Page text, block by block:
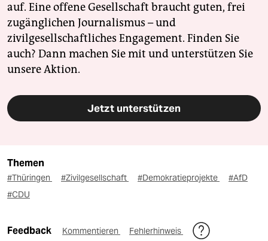
auf. Eine offene Gesellschaft braucht guten, frei
zugänglichen Journalismus – und
zivilgesellschaftliches Engagement. Finden Sie
auch? Dann machen Sie mit und unterstützen Sie
unsere Aktion.
Jetzt unterstützen
Themen
#Thüringen #Zivilgesellschaft #Demokratieprojekte
#AfD
#CDU
Feedback Kommentieren Fehlerhinweis